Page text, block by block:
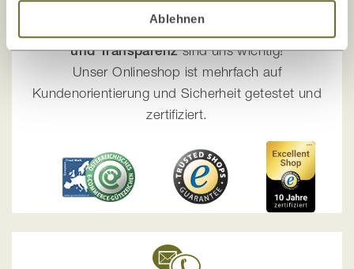
Ablehnen
Ihre Sicherheit liegt uns am Herzen!
und Transparenzsind uns wichtig!
Unser Onlineshop ist mehrfach auf
Kundenorientierung und Sicherheit getestet und
zertifiziert.